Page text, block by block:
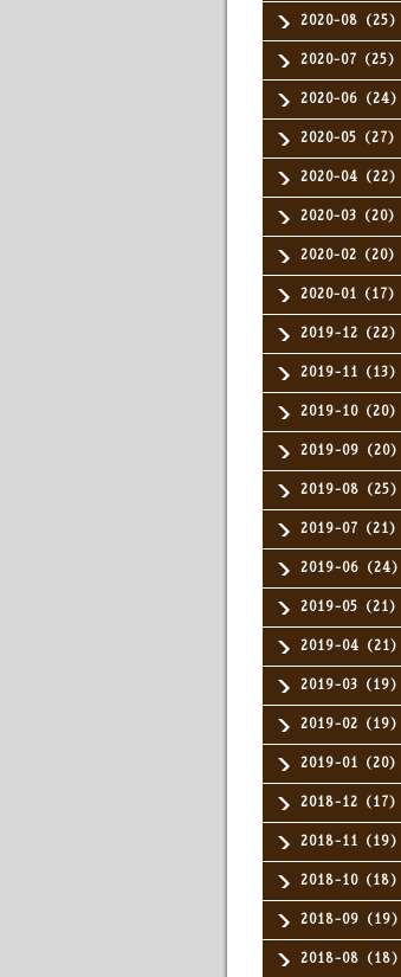
2020-08（25）
2020-07（25）
2020-06（24）
2020-05（27）
2020-04（22）
2020-03（20）
2020-02（20）
2020-01（17）
2019-12（22）
2019-11（13）
2019-10（20）
2019-09（20）
2019-08（25）
2019-07（21）
2019-06（24）
2019-05（21）
2019-04（21）
2019-03（19）
2019-02（19）
2019-01（20）
2018-12（17）
2018-11（19）
2018-10（18）
2018-09（19）
2018-08（18）